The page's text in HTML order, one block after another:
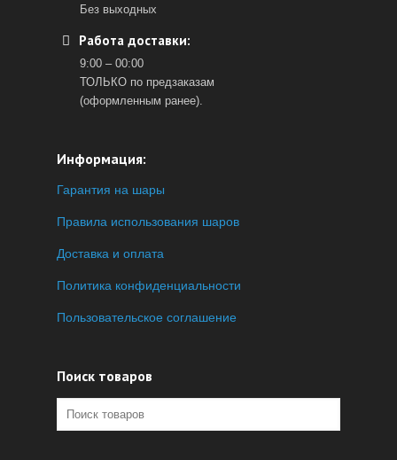
Без выходных
Работа доставки:
9:00 – 00:00
ТОЛЬКО по предзаказам
(оформленным ранее).
Информация:
Гарантия на шары
Правила использования шаров
Доставка и оплата
Политика конфиденциальности
Пользовательское соглашение
Поиск товаров